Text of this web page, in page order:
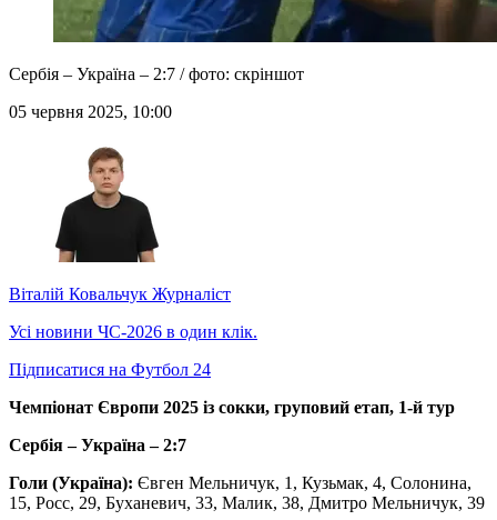
Сербія – Україна – 2:7 / фото: скріншот
05 червня 2025, 10:00
Віталій Ковальчук Журналіст
Усі новини ЧС-2026 в один клік.
Підписатися на Футбол 24
Чемпіонат Європи 2025 із сокки, груповий етап, 1-й тур
Сербія – Україна – 2:7
Голи (Україна): Євген Мельничук, 1, Кузьмак, 4, Солонина,
15, Росс, 29, Буханевич, 33, Малик, 38, Дмитро Мельничук, 39